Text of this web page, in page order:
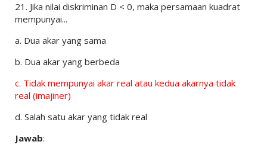
21. Jika nilai diskriminan D < 0, maka persamaan kuadrat
mempunyai...
a. Dua akar yang sama
b. Dua akar yang berbeda
c. Tidak mempunyai akar real atau kedua akarnya tidak
real (imajiner)
d. Salah satu akar yang tidak real
Jawab: